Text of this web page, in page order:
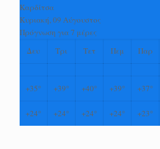
Καρδίτσα
Κυριακή, 09 Αύγουστος
Πρόγνωση για 7 μέρες
Δευ
Τρι Τετ Πεμ Παρ
+35° +39° +40° +39° +37°
+24° +24° +24° +24° +23°